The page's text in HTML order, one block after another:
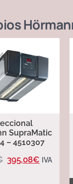
SupraMatic
– 4510307
395,08€ IVA